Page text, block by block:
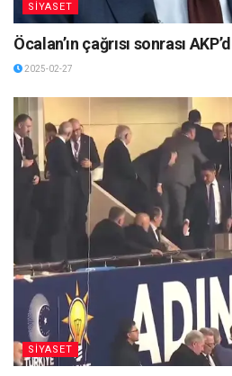
SİYASET
Öcalan’ın çağrısı sonrası
2025-02-27
SİYASET